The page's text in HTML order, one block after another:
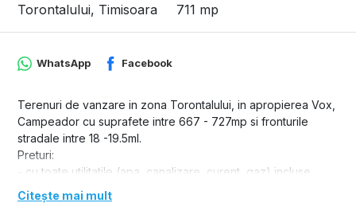
Torontalului, Timisoara
711 mp
WhatsApp Facebook
Terenuri de vanzare in zona Torontalului, in apropierea Vox,
Campeador cu suprafete intre 667 - 727mp si fronturile
stradale intre 18 -19.5ml.
Preturi:
- cu toate utilitatile (apa, canalizare, curent, gaz) incluse
pretul este de 225euro+19%tva/mp.
Citește mai mult